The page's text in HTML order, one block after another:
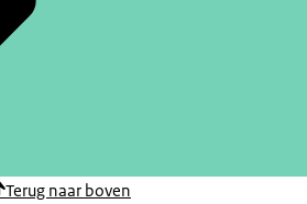
Terug naar boven